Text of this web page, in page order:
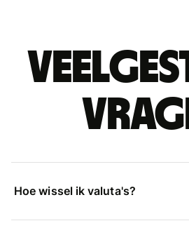
Hoe wissel ik valuta's?